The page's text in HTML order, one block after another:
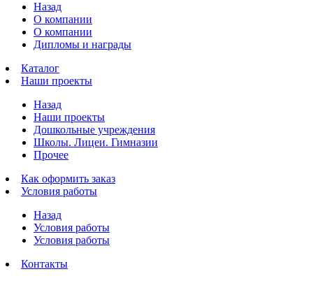
Назад
О компании
О компании
Дипломы и награды
Каталог
Наши проекты
Назад
Наши проекты
Дошкольные учреждения
Школы. Лицеи. Гимназии
Прочее
Как оформить заказ
Условия работы
Назад
Условия работы
Условия работы
Контакты